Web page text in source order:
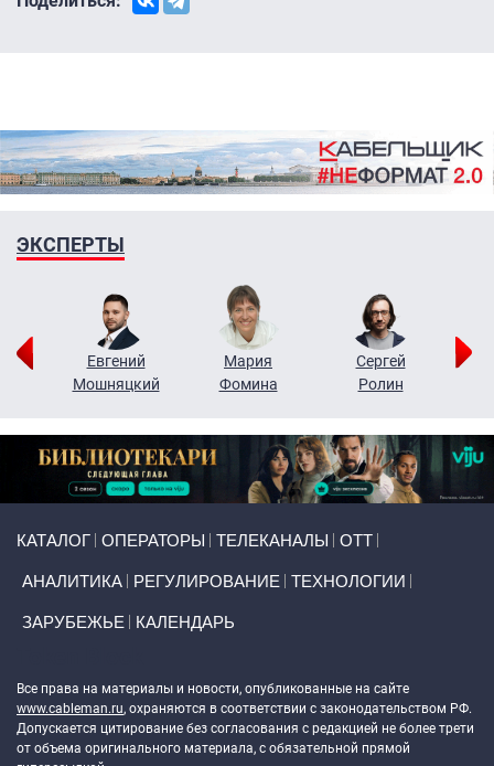
ЭКСПЕРТЫ
Евгений
Мошняцкий
Мария
Фомина
Сергей
Ролин
КАТАЛОГ ОПЕРАТОРЫ ТЕЛЕКАНАЛЫ ОТТ
АНАЛИТИКА РЕГУЛИРОВАНИЕ ТЕХНОЛОГИИ
ЗАРУБЕЖЬЕ КАЛЕНДАРЬ
Все права на материалы и новости, опубликованные на сайте
www.cableman.ru, охраняются в соответствии с законодательством РФ.
Допускается цитирование без согласования с редакцией не более трети
от объема оригинального материала, с обязательной прямой